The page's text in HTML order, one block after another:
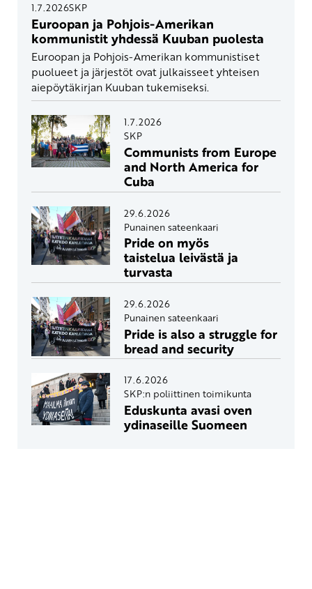
1.7.2026SKP
Euroopan ja Pohjois-Amerikan
kommunistit yhdessä Kuuban puolesta
Euroopan ja Pohjois-Amerikan kommunistiset
puolueet ja järjestöt ovat julkaisseet yhteisen
aiepöytäkirjan Kuuban tukemiseksi.
1.7.2026
SKP
Communists from Europe
and North America for
Cuba
29.6.2026
Punainen sateenkaari
Pride on myös
taistelua leivästä ja
turvasta
29.6.2026
Punainen sateenkaari
Pride is also a struggle for
bread and security
17.6.2026
SKP:n poliittinen toimikunta
Eduskunta avasi oven
ydinaseille Suomeen